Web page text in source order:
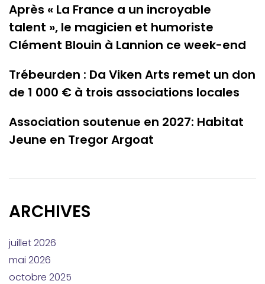
Après « La France a un incroyable
talent », le magicien et humoriste
Clément Blouin à Lannion ce week-end
Trébeurden : Da Viken Arts remet un don
de 1 000 € à trois associations locales
Association soutenue en 2027: Habitat
Jeune en Tregor Argoat
ARCHIVES
juillet 2026
mai 2026
octobre 2025